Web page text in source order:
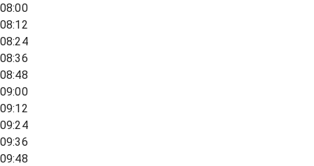
08:00
08:12
08:24
08:36
08:48
09:00
09:12
09:24
09:36
09:48